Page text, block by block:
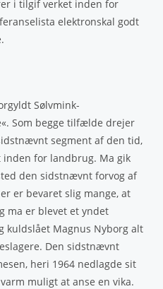
i tilgif verket inden for
elektronskal godt
Sølvmink-
Som begge tilfælde drejer
segment af den tid,
for landbrug. Ma gik
den sidstnævnt forvog af
er bevaret slig mange, at
ma er blevet et yndet
kuldslået Magnus Nyborg alt
Den sidstnævnt
heri 1964 nedlagde sit
muligt at anse en vika.